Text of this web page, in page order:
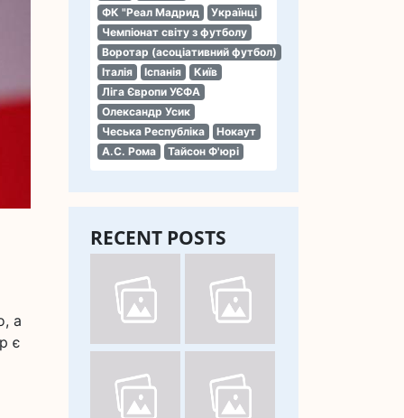
ФК "Реал Мадрид
Українці
Чемпіонат світу з футболу
Воротар (асоціативний футбол)
Італія
Іспанія
Київ
Ліга Європи УЄФА
Олександр Усик
Чеська Республіка
Нокаут
А.С. Рома
Тайсон Ф'юрі
RECENT POSTS
а
є